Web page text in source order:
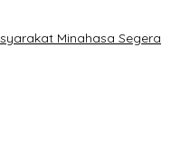
Minahasa Segera